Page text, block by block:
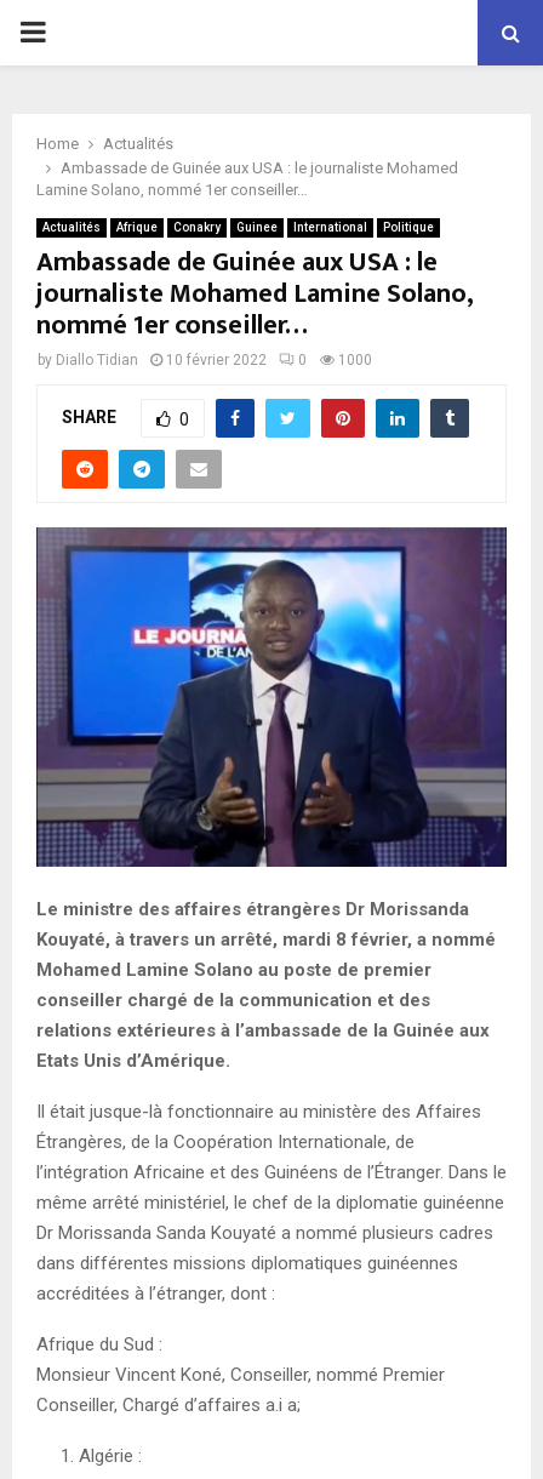
P
M
A
U
Home
Actualités
Ambassade de Guinée aux USA : le journaliste Mohamed
Lamine Solano, nommé 1er conseiller…
Actualités Afrique Conakry Guinee International Politique
Ambassade de Guinée aux USA : le
journaliste Mohamed Lamine Solano,
nommé 1er conseiller…
by Diallo Tidian 10 février 2022 0 1000
SHARE 0
Le ministre des affaires étrangères Dr Morissanda
Kouyaté, à travers un arrêté, mardi 8 février, a nommé
Mohamed Lamine Solano au poste de premier
conseiller chargé de la communication et des
relations extérieures à l’ambassade de la Guinée aux
Etats Unis d’Amérique.
Il était jusque-là fonctionnaire au ministère des Affaires
Étrangères, de la Coopération Internationale, de
l’intégration Africaine et des Guinéens de l’Étranger. Dans le
même arrêté ministériel, le chef de la diplomatie guinéenne
Dr Morissanda Sanda Kouyaté a nommé plusieurs cadres
dans différentes missions diplomatiques guinéennes
accréditées à l’étranger, dont :
Afrique du Sud :
Monsieur Vincent Koné, Conseiller, nommé Premier
Conseiller, Chargé d’affaires a.i a;
Algérie :